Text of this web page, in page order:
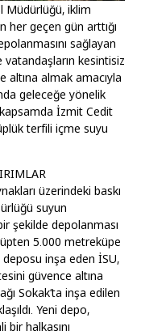
Müdürlüğü, iklim
her geçen gün arttığı
sağlayan
kesintisiz
altına almak amacıyla
geleceğe yönelik
İzmit Cedit
terfili içme suyu
üzerindeki baskı
suyun
şekilde depolanması
5.000 metreküpe
inşa eden İSU,
güvence altına
Sokak’ta inşa edilen
Yeni depo,
halkasını